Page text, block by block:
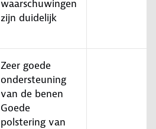
waarschuwingen
zijn duidelijk
Zeer goede
ondersteuning
van de benen
Goede
polstering van